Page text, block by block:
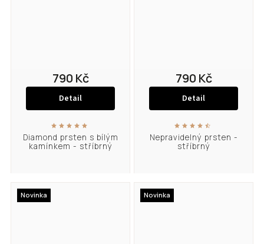
Diamond prsten s bílým
kamínkem - stříbrný
790 Kč
Detail
Nepravidelný prsten -
stříbrný
790 Kč
Detail
Novinka Novinka